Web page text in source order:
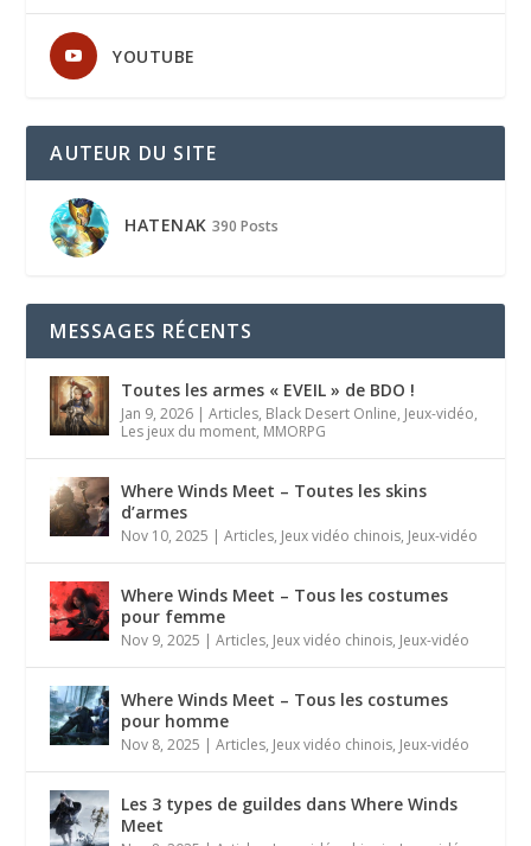
YOUTUBE
AUTEUR DU SITE
HATENAK 390 Posts
MESSAGES RÉCENTS
Toutes les armes « EVEIL » de BDO !
Jan 9, 2026 |Articles, Black Desert Online, Jeux-vidéo,
Les jeux du moment, MMORPG
Where Winds Meet – Toutes les skins
d’armes
Nov 10, 2025 |Articles, Jeux vidéo chinois, Jeux-vidéo
Where Winds Meet – Tous les costumes
pour femme
Nov 9, 2025 |Articles, Jeux vidéo chinois, Jeux-vidéo
Where Winds Meet – Tous les costumes
pour homme
Nov 8, 2025 |Articles, Jeux vidéo chinois, Jeux-vidéo
Les 3 types de guildes dans Where Winds
Meet